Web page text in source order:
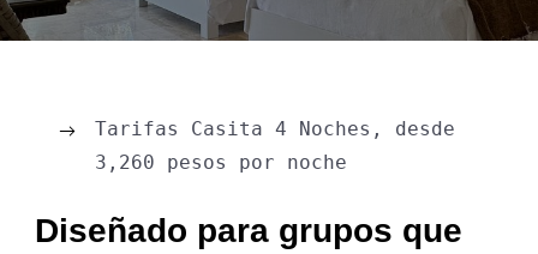
Tarifas Casita 4 Noches, desde
3,260 pesos por noche
Diseñado para grupos que